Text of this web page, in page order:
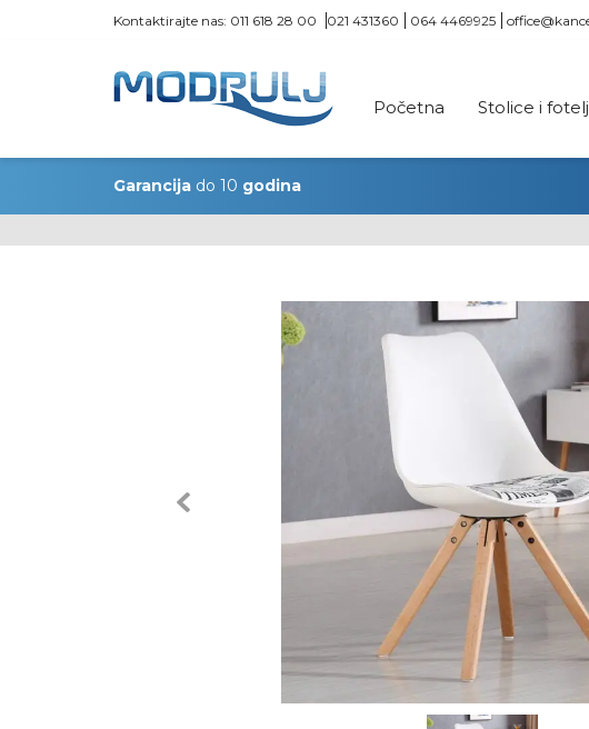
Kontaktirajte nas: 011 618 28 00 021 431360 064 4469925
Početna Stolice i
Garancija do 10 godina
Previous